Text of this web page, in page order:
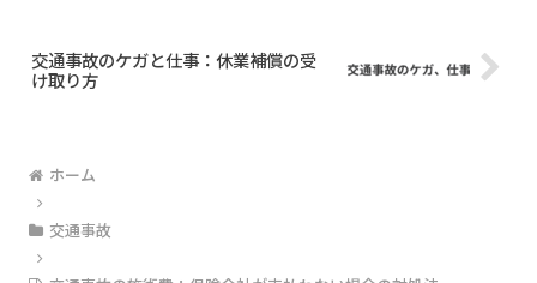
交通事故のケガと仕事：休業補償の受
け取り方
ホーム
交通事故